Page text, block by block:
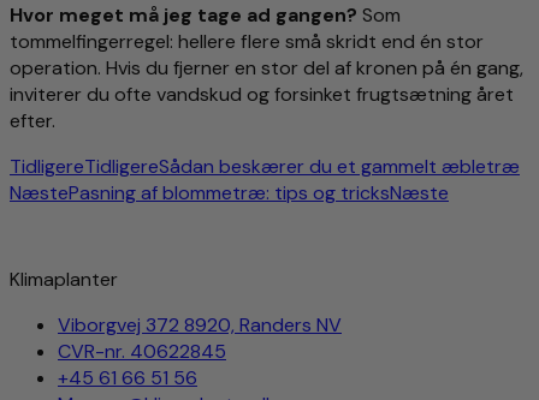
Hvor meget må jeg tage ad gangen? Som
tommelfingerregel: hellere flere små skridt end én stor
operation. Hvis du fjerner en stor del af kronen på én gang,
inviterer du ofte vandskud og forsinket frugtsætning året
efter.
TidligereTidligereSådan beskærer du et gammelt æbletræ
NæstePasning af blommetræ: tips og tricksNæste
Klimaplanter
Viborgvej 372 8920, Randers NV
CVR-nr. 40622845
+45 61 66 51 56